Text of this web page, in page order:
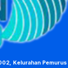
Kelurahan Pemurus